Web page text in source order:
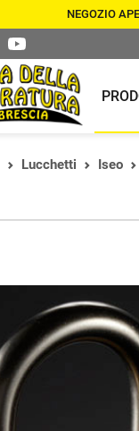
NEGOZIO
Lucchetti Iseo